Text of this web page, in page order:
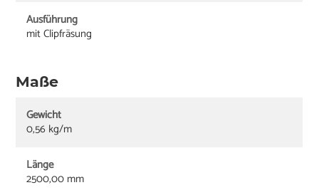
Ausführung
mit Clipfräsung
Maße
Gewicht
0,56 kg/m
Länge
2500,00 mm